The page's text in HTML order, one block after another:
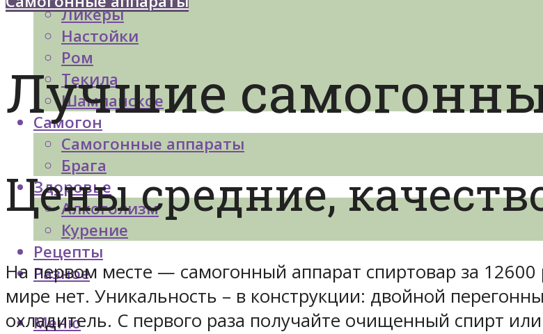
Ликеры
Настойки
Ром
Текила
Шампанское
Самогон
Самогонные аппараты
Брага
Здоровье
Алкоголизм
Курение
Рецепты
Разное
Меню
Лучшие
Цены средние,
На первом месте — самогонный аппарат спиртовар за
мире нет. Уникальность – в конструкции: двойной
охладитель. С первого раза получайте очищенный спирт